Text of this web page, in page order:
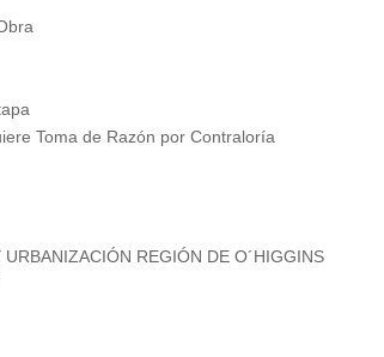
Toma de Razón por Contraloría
REGIÓN DE O´HIGGINS